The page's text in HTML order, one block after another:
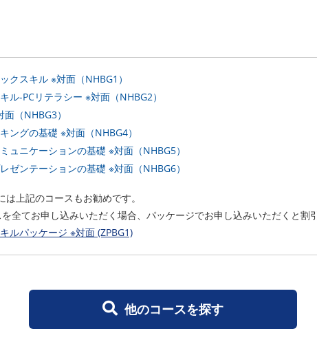
クスキル ※対面（NHBG1）
ル-PCリテラシー ※対面（NHBG2）
（NHBG3）
ングの基礎 ※対面（NHBG4）
ュニケーションの基礎 ※対面（NHBG5）
ゼンテーションの基礎 ※対面（NHBG6）
上記のコースもお勧めです。
全てお申し込みいただく場合、パッケージでお申し込みいただくと割
ルパッケージ ※対面 (ZPBG1)
他のコースを探す